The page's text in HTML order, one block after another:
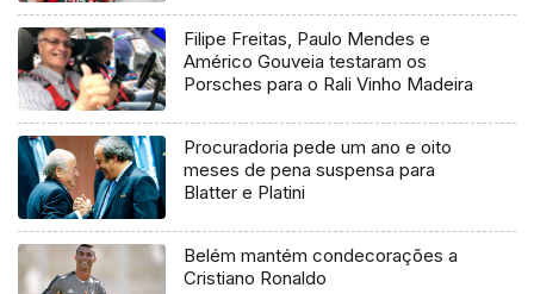
Filipe Freitas, Paulo Mendes e
Américo Gouveia testaram os
Porsches para o Rali Vinho Madeira
Procuradoria pede um ano e oito
meses de pena suspensa para
Blatter e Platini
Belém mantém condecorações a
Cristiano Ronaldo